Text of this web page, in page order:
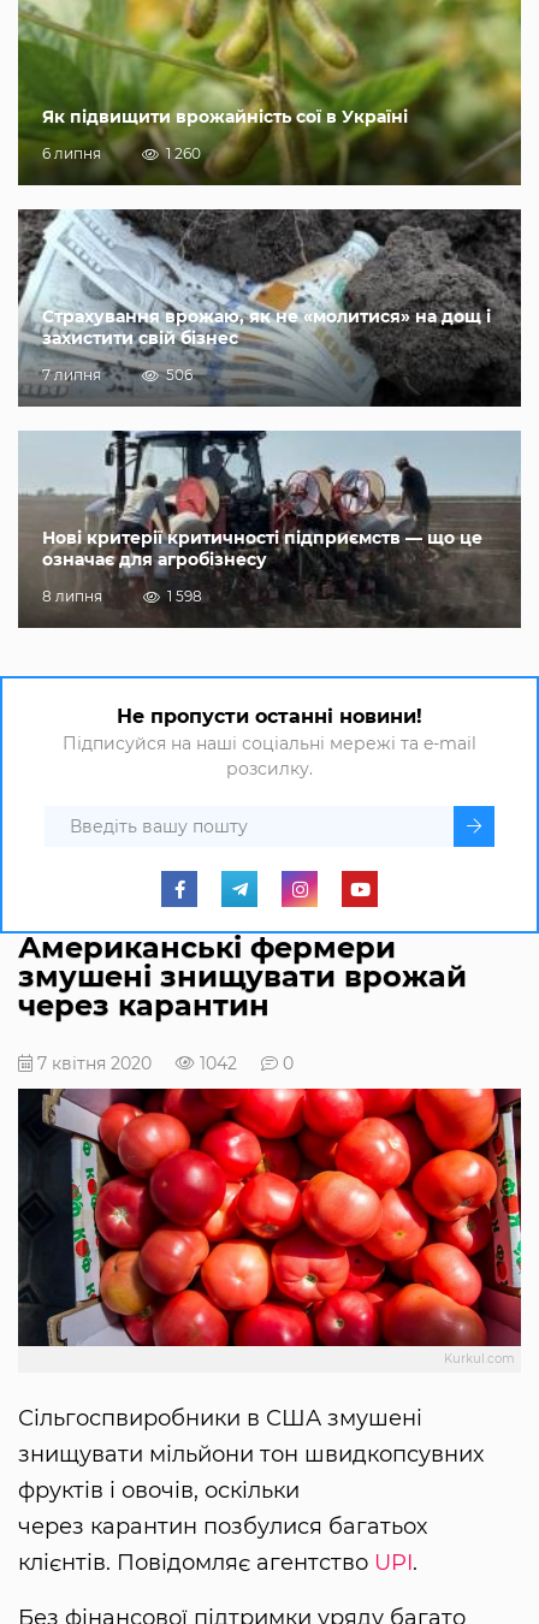
Як підвищити врожайність сої в Україні
6 липня 1 260
Страхування врожаю, як не «молитися» на дощ і
захистити свій бізнес
7 липня 506
Нові критерії критичності підприємств — що це
означає для агробізнесу
8 липня 1 598
Не пропусти останні новини!
Підписуйся на наші соціальні мережі та e-mail
розсилку.
Американські фермери
змушені знищувати врожай
через карантин
7 квітня 2020 1042 0
Kurkul.com
Сільгоспвиробники в США змушені
знищувати мільйони тон швидкопсувних
фруктів і овочів, оскільки
через карантин позбулися багатьох
клієнтів. Повідомляє агентство UPI.
Без фінансової підтримки уряду багато